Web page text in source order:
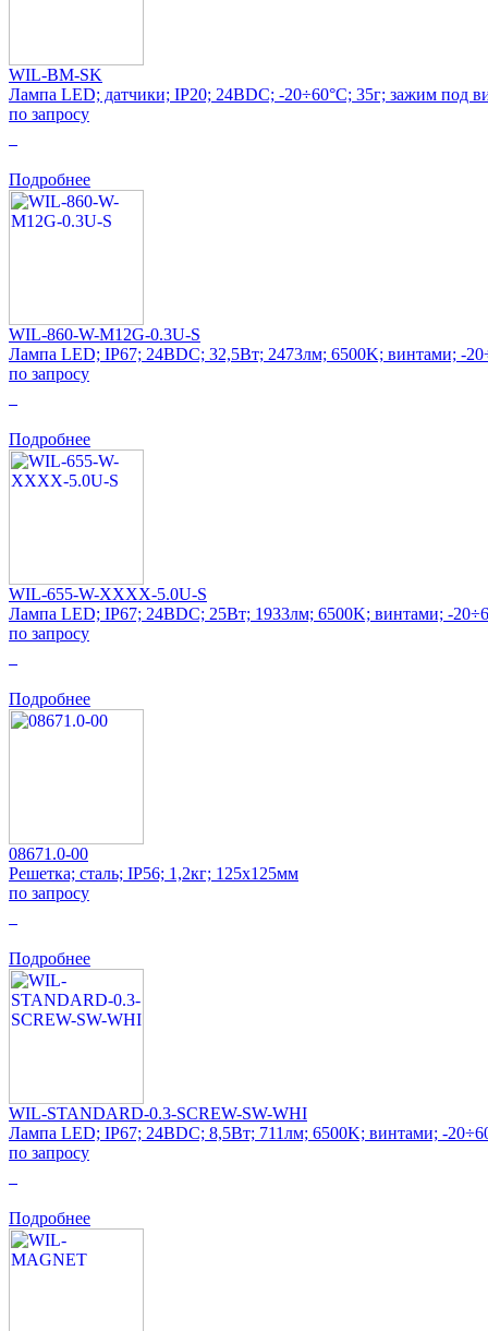
WIL-BM-SK
Лампа LED; датчики; IP20; 24ВDC; -20÷60°C; 35г; зажим под
по запросу
Подробнее
WIL-860-W-M12G-0.3U-S
Лампа LED; IP67; 24ВDC; 32,5Вт; 2473лм; 6500K; винтами; -
по запросу
Подробнее
WIL-655-W-XXXX-5.0U-S
Лампа LED; IP67; 24ВDC; 25Вт; 1933лм; 6500K; винтами; -
по запросу
Подробнее
08671.0-00
Решетка; сталь; IP56; 1,2кг; 125x125мм
по запросу
Подробнее
WIL-STANDARD-0.3-SCREW-SW-WHI
Лампа LED; IP67; 24ВDC; 8,5Вт; 711лм; 6500K; винтами; -
по запросу
Подробнее